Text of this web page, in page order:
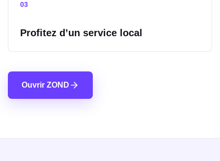
03
Profitez d’un service local
Ouvrir ZOND